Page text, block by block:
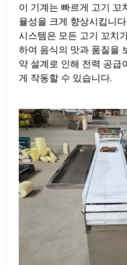
이 기계는 빠르게 고기 꼬
율성을 크게 향상시킵니
시스템은 모든 고기 꼬치
하여 음식의 맛과 품질을
약 설계로 인해 전력 공급
게 작동할 수 있습니다.